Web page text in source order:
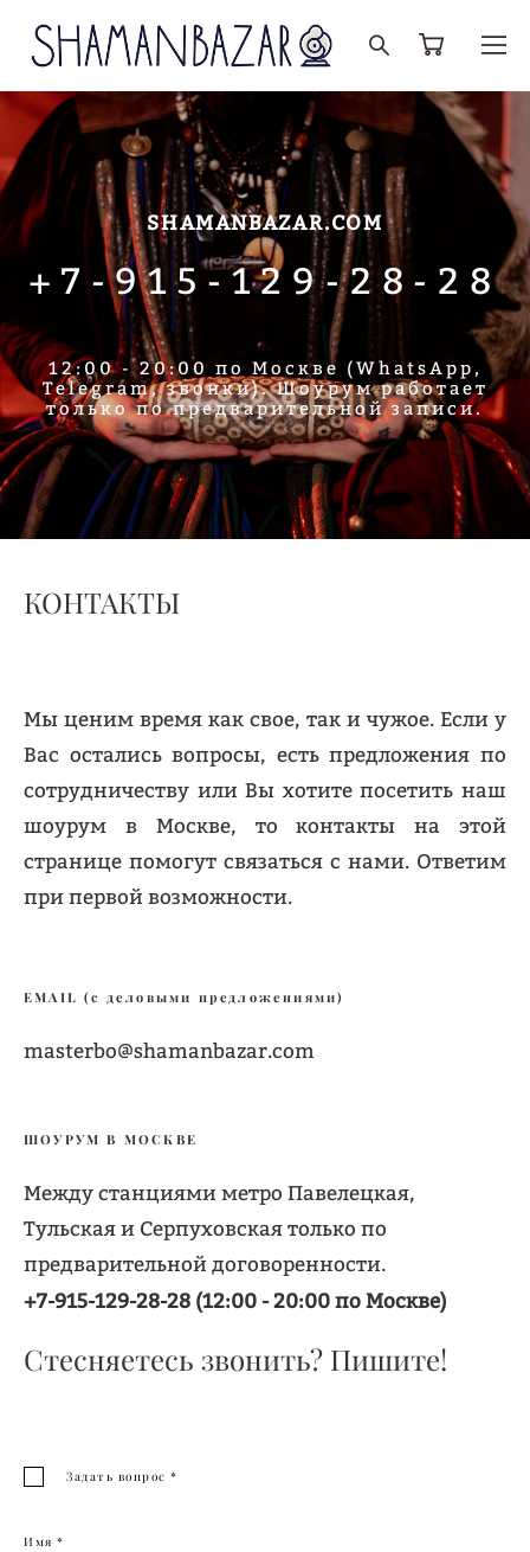
SHAMANBAZAR.COM
+7-915-129-28-28
12:00 - 20:00 по Москве (WhatsApp,
Telegram, звонки). Шоурум работает
только по предварительной записи.
КОНТАКТЫ
Мы ценим время как свое, так и чужое. Если у
Вас остались вопросы, есть предложения по
сотрудничеству или Вы хотите посетить наш
шоурум в Москве, то контакты на этой
странице помогут связаться с нами. Ответим
при первой возможности.
EMAIL (с деловыми предложениями)
masterbo@shamanbazar.com
ШОУРУМ В МОСКВЕ
Между станциями метро Павелецкая,
Тульская и Серпуховская только по
предварительной договоренности.
+7-915-129-28-28 (12:00 - 20:00 по Москве)
Стесняетесь звонить? Пишите!
Задать вопрос *
Имя *